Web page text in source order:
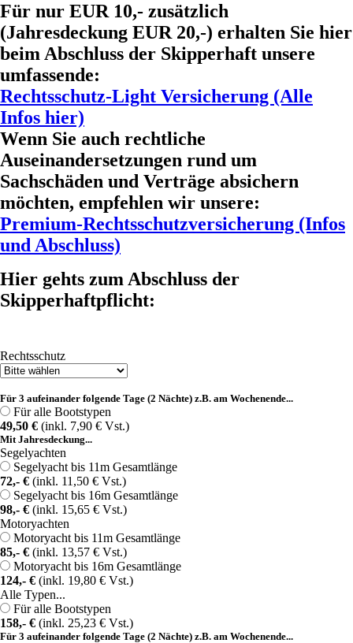
Für nur EUR 10,- zusätzlich
(Jahresdeckung EUR 20,-) erhalten Sie hier
beim Abschluss der Skipperhaft unsere
umfassende:
Rechtsschutz-Light Versicherung (Alle
Infos hier)
Wenn Sie auch rechtliche
Auseinandersetzungen rund um
Sachschäden und Verträge absichern
möchten, empfehlen wir unsere:
Premium-Rechtsschutzversicherung (Infos
und Abschluss)
Hier gehts zum Abschluss der
Skipperhaftpflicht:
Rechtsschutz
Für 3 aufeinander folgende Tage (2 Nächte) z.B. am Wochenende...
Für alle Bootstypen
49,50 € (inkl. 7,90 € Vst.)
Mit Jahresdeckung...
Segelyachten
Segelyacht bis 11m Gesamtlänge
72,- € (inkl. 11,50 € Vst.)
Segelyacht bis 16m Gesamtlänge
98,- € (inkl. 15,65 € Vst.)
Motoryachten
Motoryacht bis 11m Gesamtlänge
85,- € (inkl. 13,57 € Vst.)
Motoryacht bis 16m Gesamtlänge
124,- € (inkl. 19,80 € Vst.)
Alle Typen...
Für alle Bootstypen
158,- € (inkl. 25,23 € Vst.)
Für 3 aufeinander folgende Tage (2 Nächte) z.B. am Wochenende...